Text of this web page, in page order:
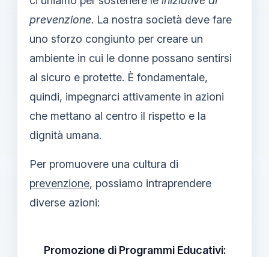
prevenzione. La nostra società deve fare
uno sforzo congiunto per creare un
ambiente in cui le donne possano sentirsi
al sicuro e protette. È fondamentale,
quindi, impegnarci attivamente in azioni
che mettano al centro il rispetto e la
dignità umana.
Per promuovere una cultura di
prevenzione, possiamo intraprendere
diverse azioni:
Promozione di Programmi Educativi: